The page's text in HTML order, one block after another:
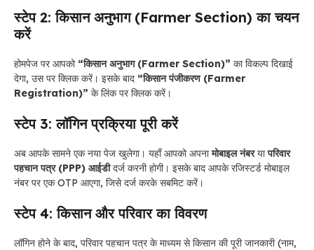
स्टेप 2: किसान अनुभाग (Farmer Section) का चयन
करें
होमपेज पर आपको “किसान अनुभाग (Farmer Section)” का विकल्प दिखाई
देगा, उस पर क्लिक करें। इसके बाद “किसान पंजीकरण (Farmer
Registration)” के लिंक पर क्लिक करें।
स्टेप 3: लॉगिन प्रक्रिया पूरी करें
अब आपके सामने एक नया पेज खुलेगा। यहाँ आपको अपनामोबाइल नंबरयापरिवार
पहचान पत्र (PPP) आईडीदर्ज करनी होगी। इसके बाद आपके रजिस्टर्ड मोबाइल
नंबर पर एक OTP आएगा, जिसे दर्ज करके सबमिट करें।
स्टेप 4: किसान और परिवार का विवरण
लॉगिन होने के बाद, परिवार पहचान पत्र के माध्यम से किसान की पूरी जानकारी (नाम,